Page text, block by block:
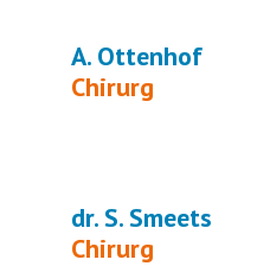
A. Ottenhof
Chirurg
dr. S. Smeets
Chirurg